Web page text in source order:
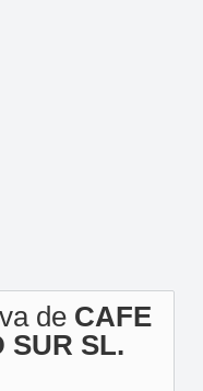
de CAFE
SUR SL.